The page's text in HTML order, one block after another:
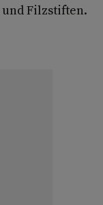
Filzstiften.